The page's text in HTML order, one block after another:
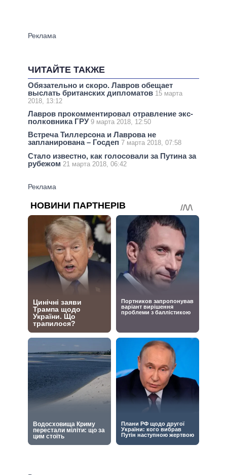
ЧИТАЙТЕ ТАКЖЕ
Обязательно и скоро. Лавров обещает
выслать британских дипломатов 15 марта
2018, 13:12
Лавров прокомментировал отравление экс-
полковника ГРУ 9 марта 2018, 12:50
Встреча Тиллерсона и Лаврова не
запланирована – Госдеп 7 марта 2018, 07:58
Стало известно, как голосовали за Путина за
рубежом 21 марта 2018, 06:42